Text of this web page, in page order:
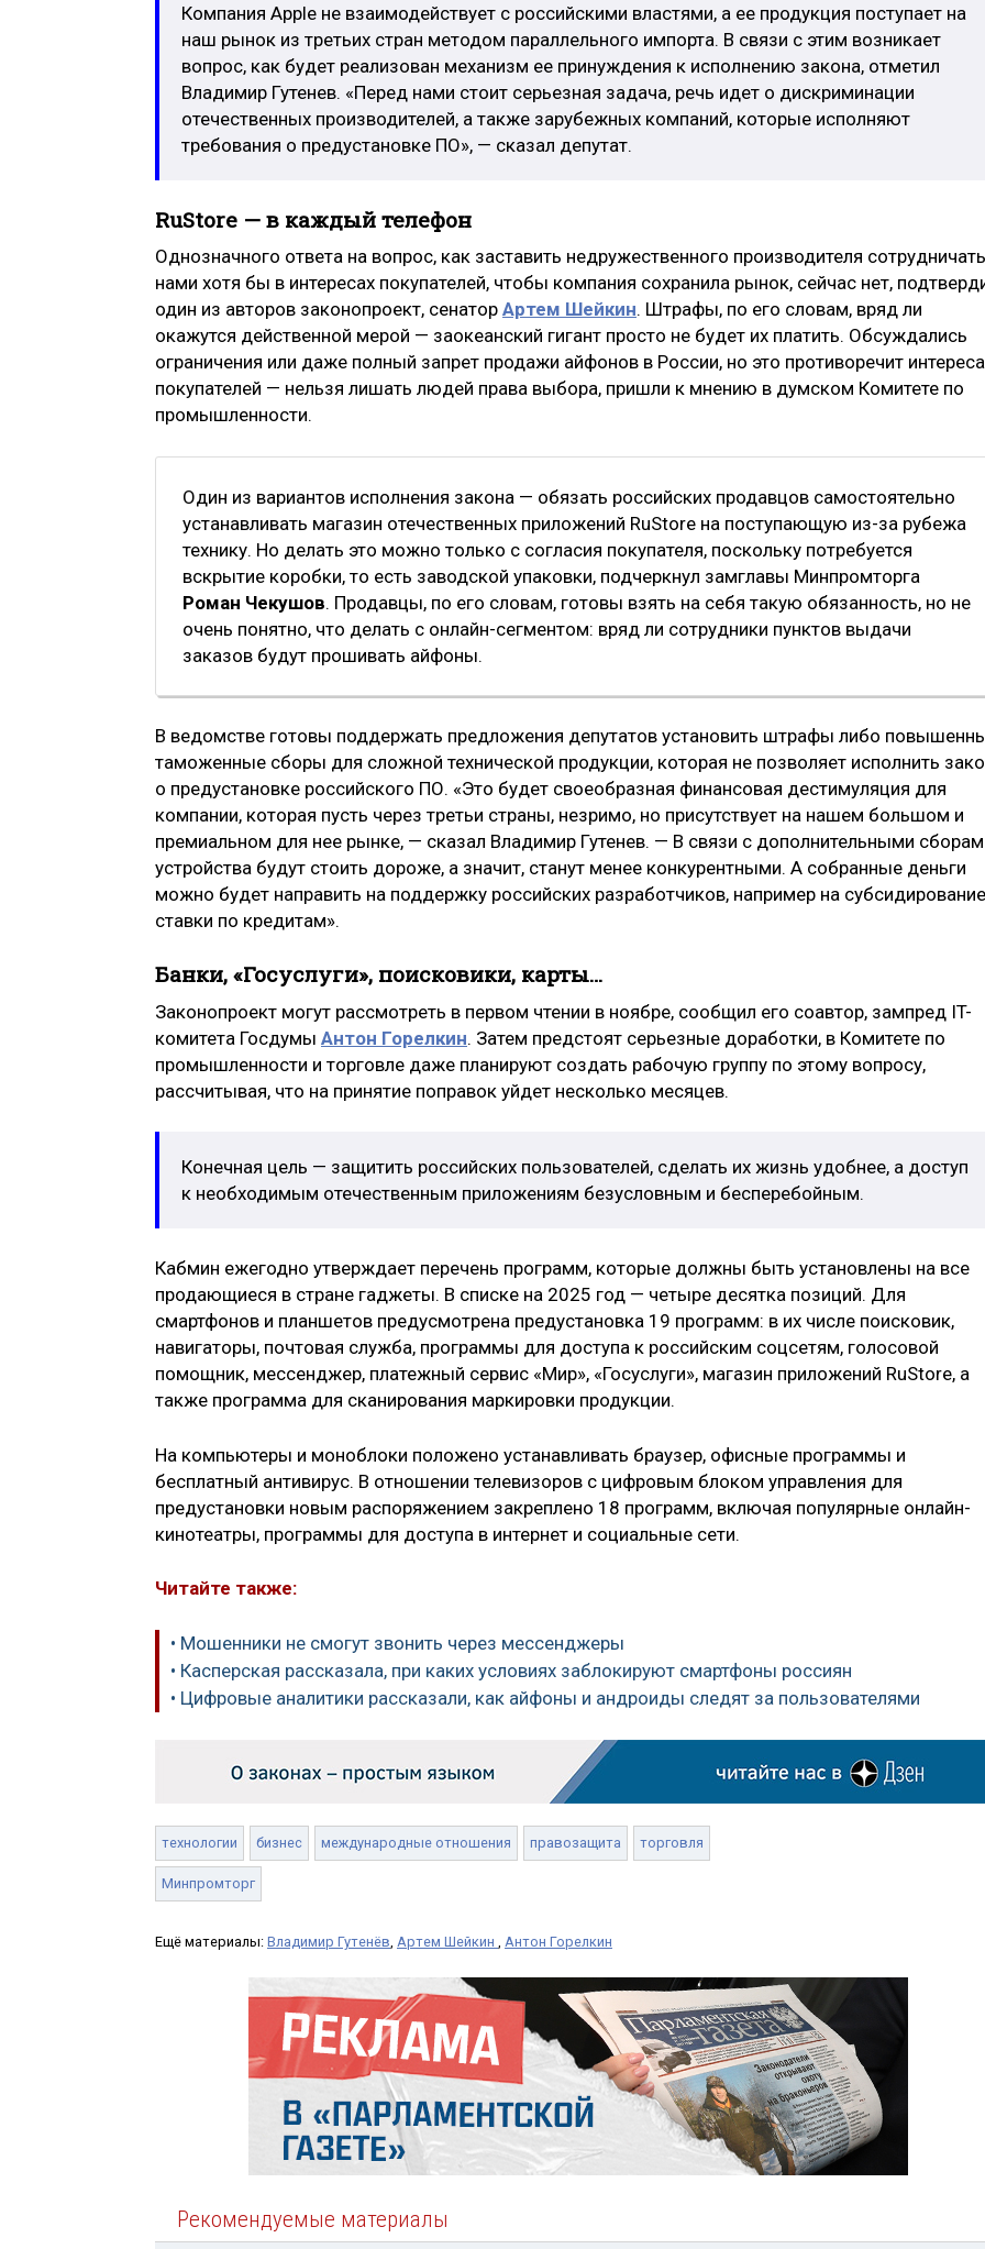
Компания Apple не взаимодействует с российскими властями, а ее продукция поступает на
наш рынок из третьих стран методом параллельного импорта. В связи с этим возникает
вопрос, как будет реализован механизм ее принуждения к исполнению закона, отметил
Владимир Гутенев. «Перед нами стоит серьезная задача, речь идет о дискриминации
отечественных производителей, а также зарубежных компаний, которые исполняют
требования о предустановке ПО», — сказал депутат.
RuStore — в каждый телефон
Однозначного ответа на вопрос, как заставить недружественного производителя
нами хотя бы в интересах покупателей, чтобы компания сохранила рынок, сейчас нет,
один из авторов законопроект, сенатор Артем Шейкин. Штрафы, по его словам, вряд ли
окажутся действенной мерой — заокеанский гигант просто не будет их платить. Обсуждались
ограничения или даже полный запрет продажи айфонов в России, но это противоречит
покупателей — нельзя лишать людей права выбора, пришли к мнению в думском Комитете по
промышленности.
Один из вариантов исполнения закона — обязать российских продавцов самостоятельно
устанавливать магазин отечественных приложений RuStore на поступающую из-за рубежа
технику. Но делать это можно только с согласия покупателя, поскольку потребуется
вскрытие коробки, то есть заводской упаковки, подчеркнул замглавы Минпромторга
Роман Чекушов. Продавцы, по его словам, готовы взять на себя такую обязанность, но не
очень понятно, что делать с онлайн-сегментом: вряд ли сотрудники пунктов выдачи
заказов будут прошивать айфоны.
В ведомстве готовы поддержать предложения депутатов установить штрафы либо
таможенные сборы для сложной технической продукции, которая не позволяет исполнить
о предустановке российского ПО. «Это будет своеобразная финансовая дестимуляция для
компании, которая пусть через третьи страны, незримо, но присутствует на нашем большом и
премиальном для нее рынке, — сказал Владимир Гутенев. — В связи с дополнительными
устройства будут стоить дороже, а значит, станут менее конкурентными. А собранные деньги
можно будет направить на поддержку российских разработчиков, например на субсидирование
ставки по кредитам».
Банки, «Госуслуги», поисковики, карты…
Законопроект могут рассмотреть в первом чтении в ноябре, сообщил его соавтор, зампред IT-
комитета Госдумы Антон Горелкин. Затем предстоят серьезные доработки, в Комитете по
промышленности и торговле даже планируют создать рабочую группу по этому вопросу,
рассчитывая, что на принятие поправок уйдет несколько месяцев.
Конечная цель — защитить российских пользователей, сделать их жизнь удобнее, а доступ
к необходимым отечественным приложениям безусловным и бесперебойным.
Кабмин ежегодно утверждает перечень программ, которые должны быть установлены на все
продающиеся в стране гаджеты. В списке на 2025 год — четыре десятка позиций. Для
смартфонов и планшетов предусмотрена предустановка 19 программ: в их числе поисковик,
навигаторы, почтовая служба, программы для доступа к российским соцсетям, голосовой
помощник, мессенджер, платежный сервис «Мир», «Госуслуги», магазин приложений RuStore, а
также программа для сканирования маркировки продукции.
На компьютеры и моноблоки положено устанавливать браузер, офисные программы и
бесплатный антивирус. В отношении телевизоров с цифровым блоком управления для
предустановки новым распоряжением закреплено 18 программ, включая популярные онлайн-
кинотеатры, программы для доступа в интернет и социальные сети.
Читайте также:
• Мошенники не смогут звонить через мессенджеры
• Касперская рассказала, при каких условиях заблокируют смартфоны россиян
• Цифровые аналитики рассказали, как айфоны и андроиды следят за пользователями
технологии бизнес международные отношения правозащита торговля
Минпромторг
Ещё материалы: Владимир Гутенёв, Артем Шейкин , Антон Горелкин
Рекомендуемые материалы